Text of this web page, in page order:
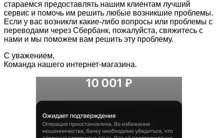
стараемся предоставлять нашим клиентам лучший
сервис и помочь им решить любые возникшие проблемы.
Если у вас возникли какие-либо вопросы или проблемы с
переводами через Сбербанк, пожалуйста, свяжитесь с
нами и мы поможем вам решить эту проблему.
С уважением,
Команда нашего интернет-магазина.